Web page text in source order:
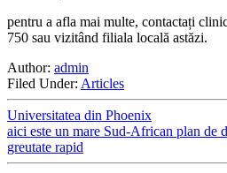
pentru a afla mai multe, contactați
750 sau vizitând filiala locală astăzi.
Author: admin
Filed Under: Articles
Universitatea din Phoenix
aici este un mare Sud-African plan de
greutate rapid